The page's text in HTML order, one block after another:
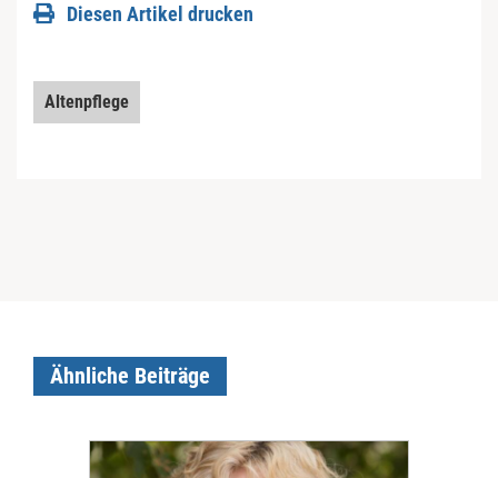
Diesen Artikel drucken
Altenpflege
Ähnliche Beiträge